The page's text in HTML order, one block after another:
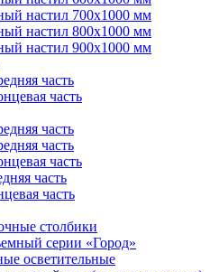
настил 700х1000 мм
настил 800х1000 мм
настил 900х1000 мм
часть
часть
часть
часть
часть
часть
часть
столбики
серии «Город»
осветительные